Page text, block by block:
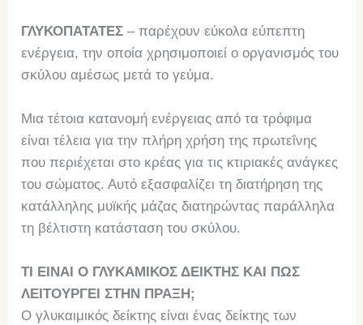
ΓΛΥΚΟΠΑΤΑΤΕΣ – παρέχουν εύκολα εύπεπτη
ενέργεια, την οποία χρησιμοποιεί ο οργανισμός του
σκύλου αμέσως μετά το γεύμα.
Μια τέτοια κατανομή ενέργειας από τα τρόφιμα
είναι τέλεια για την πλήρη χρήση της πρωτεΐνης
που περιέχεται στο κρέας για τις κτιριακές ανάγκες
του σώματος. Αυτό εξασφαλίζει τη διατήρηση της
κατάλληλης μυϊκής μάζας διατηρώντας παράλληλα
τη βέλτιστη κατάσταση του σκύλου.
ΤΙ ΕΙΝΑΙ Ο ΓΛΥΚΑΜΙΚΟΣ ΔΕΙΚΤΗΣ ΚΑΙ ΠΩΣ
ΛΕΙΤΟΥΡΓΕΙ ΣΤΗΝ ΠΡΑΞΗ;
Ο γλυκαιμικός δείκτης είναι ένας δείκτης των